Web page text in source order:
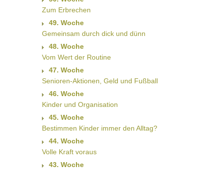
Zum Erbrechen
49. Woche
Gemeinsam durch dick und dünn
48. Woche
Vom Wert der Routine
47. Woche
Senioren-Aktionen, Geld und Fußball
46. Woche
Kinder und Organisation
45. Woche
Bestimmen Kinder immer den Alltag?
44. Woche
Volle Kraft voraus
43. Woche